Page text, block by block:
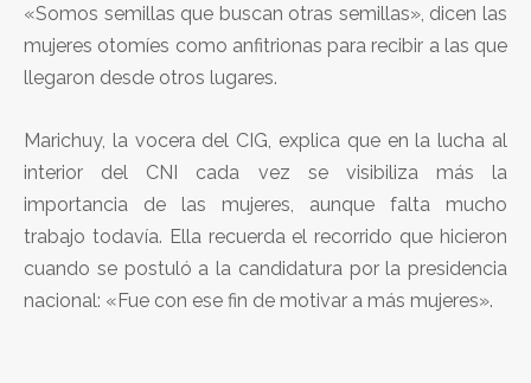
«Somos semillas que buscan otras semillas», dicen las
mujeres otomíes como anfitrionas para recibir a las que
llegaron desde otros lugares.
Marichuy, la vocera del CIG, explica que en la lucha al
interior del CNI cada vez se visibiliza más la
importancia de las mujeres, aunque falta mucho
trabajo todavía. Ella recuerda el recorrido que hicieron
cuando se postuló a la candidatura por la presidencia
nacional: «Fue con ese fin de motivar a más mujeres».